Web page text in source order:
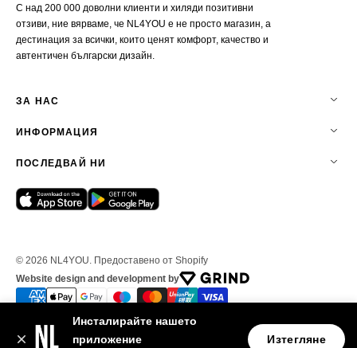
С над 200 000 доволни клиенти и хиляди позитивни
отзиви, ние вярваме, че NL4YOU е не просто магазин, а
дестинация за всички, които ценят комфорт, качество и
автентичен български дизайн.
ЗА НАС
ИНФОРМАЦИЯ
ПОСЛЕДВАЙ НИ
© 2026 NL4YOU. Предоставено от Shopify
Website design and development by
Инсталирайте нашето
приложение
Изтегляне